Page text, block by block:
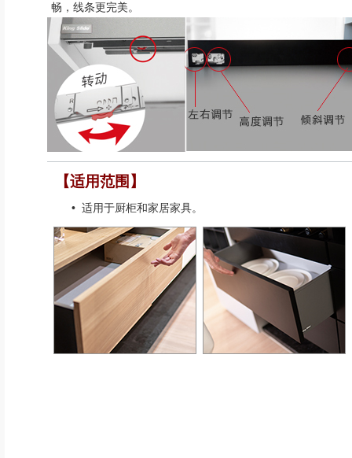
畅，线条更完美。
【适用范围】
• 适用于厨柜和家居家具。